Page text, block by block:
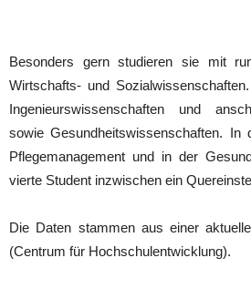
Besonders gern studieren sie mit
Wirtschafts- und
Ingenieurswissenschaften und
sowie Gesundheitswissenschaften. In
Pflegemanagement und in der
vierte Student inzwischen ein
Die Daten stammen aus einer
(Centrum für Hochschulentwicklung).